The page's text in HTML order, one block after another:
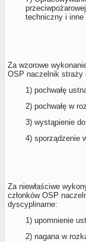
techniczny i inne
Za wzorowe
OSP naczelnik straży
1) pochwałę
2) pochwałę w
3) wystąpienie
4) sporządzenie
Za niewłaściwe
członków OSP
dyscyplinarne:
1) upomnienie
2) nagana w